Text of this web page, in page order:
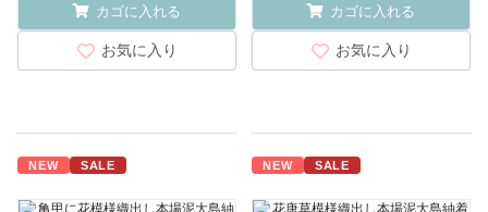
カゴに入れる
お気に入り
カゴに入れる
お気に入り
NEW SALE NEW SALE